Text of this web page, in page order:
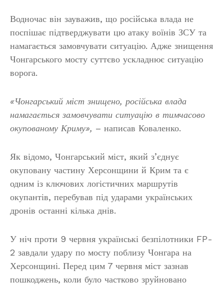
Водночас він зауважив, що російська влада не
поспішає підтверджувати цю атаку воїнів ЗСУ та
намагається замовчувати ситуацію. Адже знищення
Чонгарського мосту суттєво ускладнює ситуацію
ворога.
«Чонгарський міст знищено, російська влада
намагається замовчувати ситуацію в тимчасово
окупованому Криму», – написав Коваленко.
Як відомо, Чонгарський міст, який з’єднує
окуповану частину Херсонщини й Крим та є
одним із ключових логістичних маршрутів
окупантів, перебував під ударами українських
дронів останні кілька днів.
У ніч проти 9 червня українські безпілотники FP-
2 завдали удару по мосту поблизу Чонгара на
Херсонщині. Перед цим 7 червня міст зазнав
пошкоджень, коли було частково зруйновано